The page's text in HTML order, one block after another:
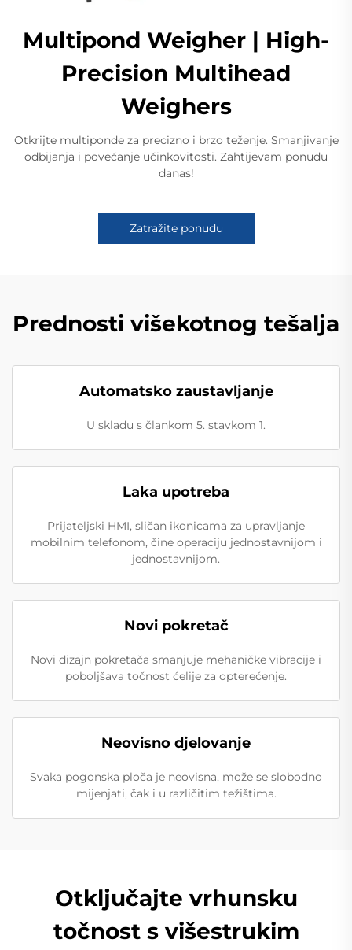
Multipond Weigher | High-
Precision Multihead
Weighers
Otkrijte multiponde za precizno i brzo teženje. Smanjivanje
odbijanja i povećanje učinkovitosti. Zahtijevam ponudu
danas!
Zatražite ponudu
Prednosti višekotnog tešalja
Automatsko zaustavljanje
U skladu s člankom 5. stavkom 1.
Laka upotreba
Prijateljski HMI, sličan ikonicama za upravljanje
mobilnim telefonom, čine operaciju jednostavnijom i
jednostavnijom.
Novi pokretač
Novi dizajn pokretača smanjuje mehaničke vibracije i
poboljšava točnost ćelije za opterećenje.
Neovisno djelovanje
Svaka pogonska ploča je neovisna, može se slobodno
mijenjati, čak i u različitim težištima.
Otključajte vrhunsku
točnost s višestrukim